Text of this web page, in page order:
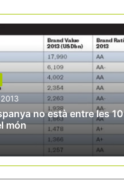
no està entre les 10
món